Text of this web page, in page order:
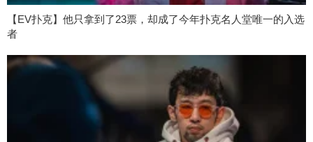
【EV扑克】他只拿到了23票，却成了今年扑克名人堂唯一的入选
者